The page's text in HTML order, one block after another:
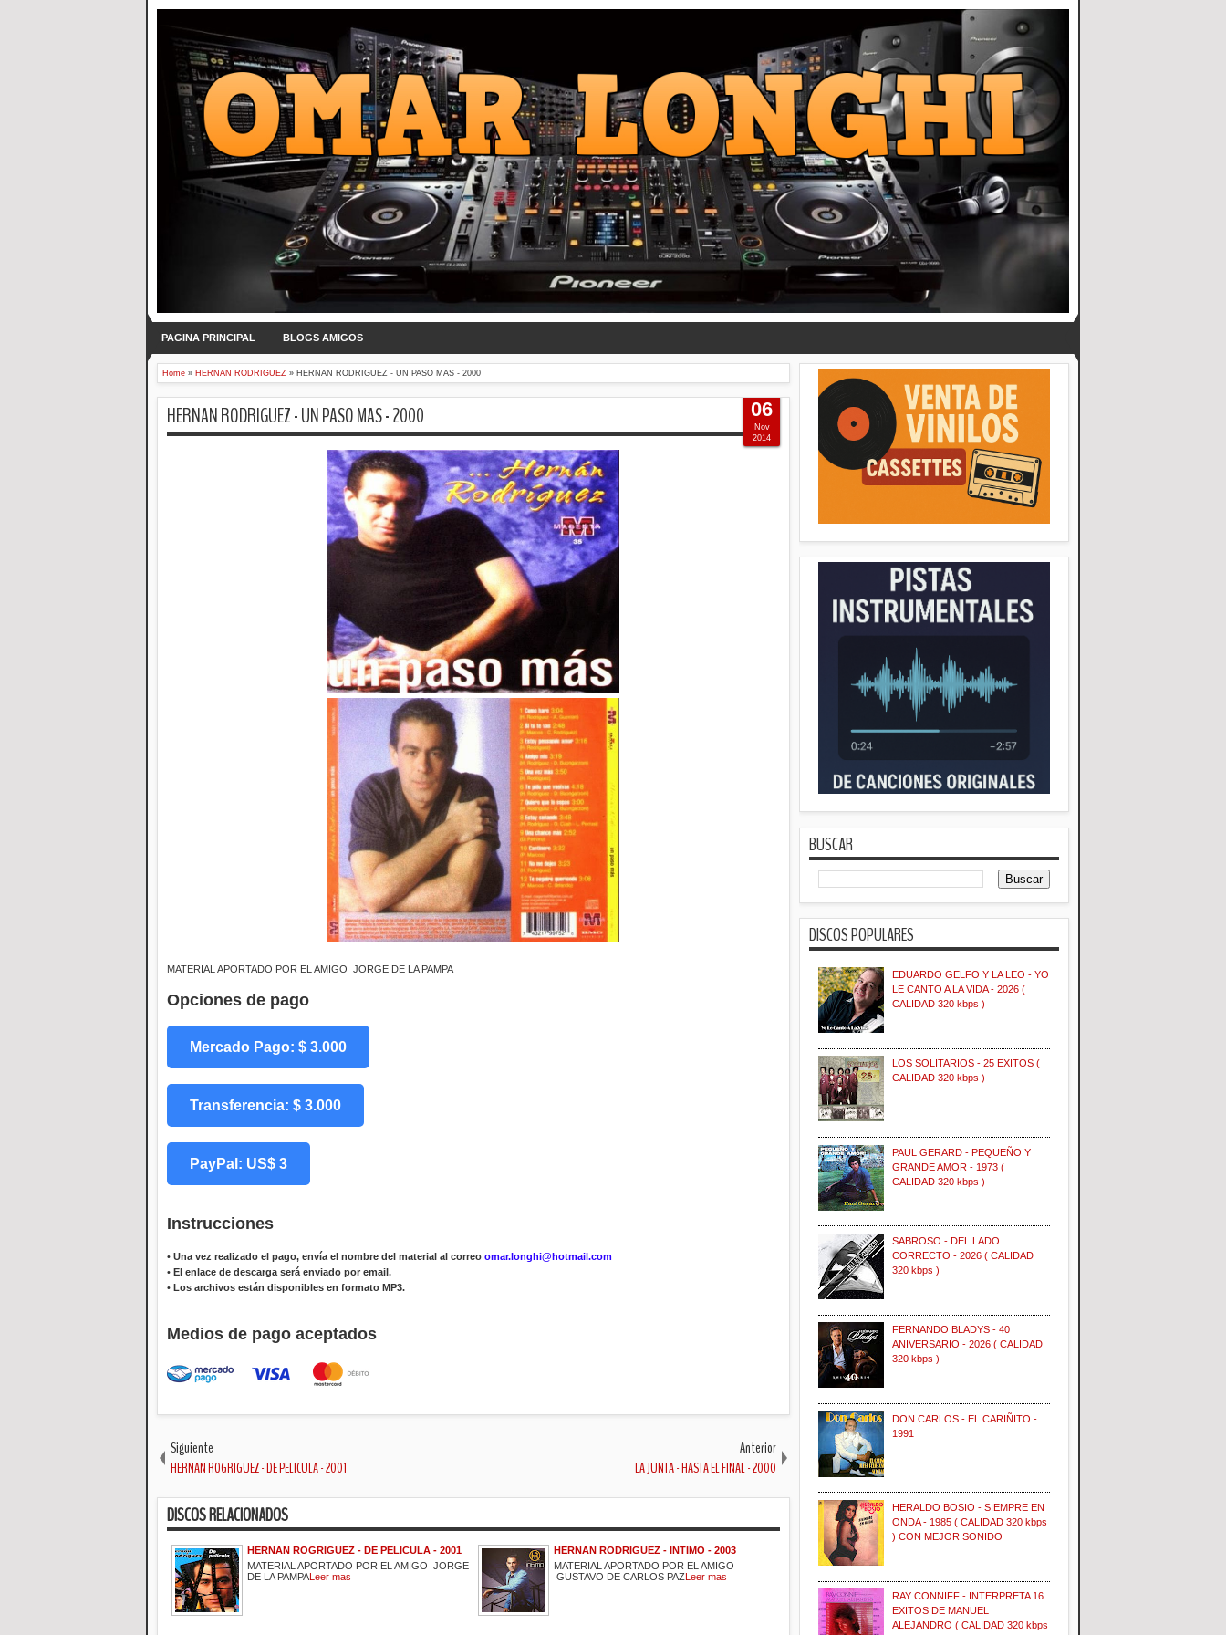
PAGINA PRINCIPAL BLOGS AMIGOS
Home » HERNAN RODRIGUEZ » HERNAN RODRIGUEZ - UN PASO MAS - 2000
HERNAN RODRIGUEZ - UN PASO MAS - 2000
MATERIAL APORTADO POR EL AMIGO JORGE DE LA PAMPA
Opciones de pago
Mercado Pago: $ 3.000
Transferencia: $ 3.000
PayPal: US$ 3
Instrucciones
• Una vez realizado el pago, envía el nombre del material al correo omar.longhi@hotmail.com
• El enlace de descarga será enviado por email.
• Los archivos están disponibles en formato MP3.
Medios de pago aceptados
06
Nov
2014
Siguiente
HERNAN ROGRIGUEZ - DE PELICULA - 2001
Anterior
LA JUNTA - HASTA EL FINAL - 2000
DISCOS RELACIONADOS
HERNAN ROGRIGUEZ - DE PELICULA - 2001
MATERIAL APORTADO POR EL AMIGO JORGE
DE LA PAMPALeer mas
HERNAN RODRIGUEZ - INTIMO - 2003
MATERIAL APORTADO POR EL AMIGO
GUSTAVO DE CARLOS PAZLeer mas
BUSCAR
DISCOS POPULARES
EDUARDO GELFO Y LA LEO - YO
LE CANTO A LA VIDA - 2026 (
CALIDAD 320 kbps )
LOS SOLITARIOS - 25 EXITOS (
CALIDAD 320 kbps )
PAUL GERARD - PEQUEÑO Y
GRANDE AMOR - 1973 (
CALIDAD 320 kbps )
SABROSO - DEL LADO
CORRECTO - 2026 ( CALIDAD
320 kbps )
FERNANDO BLADYS - 40
ANIVERSARIO - 2026 ( CALIDAD
320 kbps )
DON CARLOS - EL CARIÑITO -
1991
HERALDO BOSIO - SIEMPRE EN
ONDA - 1985 ( CALIDAD 320 kbps
) CON MEJOR SONIDO
RAY CONNIFF - INTERPRETA 16
EXITOS DE MANUEL
ALEJANDRO ( CALIDAD 320 kbps